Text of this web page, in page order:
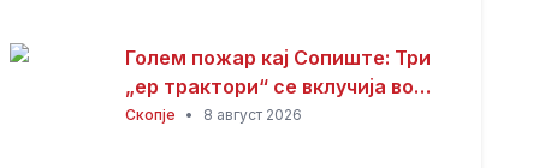
Голем пожар кај Сопиште: Три
„ер трактори“ се вклучија во
гаснењето, гори
Скопје • 8 август 2026